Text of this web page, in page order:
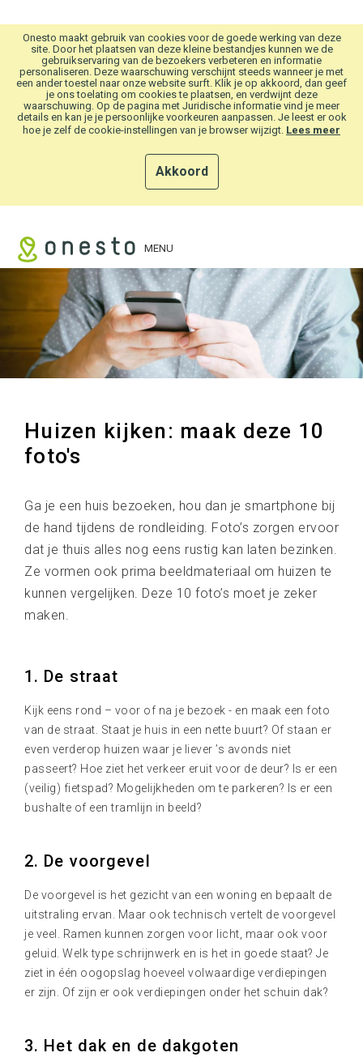
Onesto maakt gebruik van cookies voor de goede werking van deze
site. Door het plaatsen van deze kleine bestandjes kunnen we de
gebruikservaring van de bezoekers verbeteren en informatie
personaliseren. Deze waarschuwing verschijnt steeds wanneer je met
een ander toestel naar onze website surft. Klik je op akkoord, dan geef
je ons toelating om cookies te plaatsen, en verdwijnt deze
waarschuwing. Op de pagina met Juridische informatie vind je meer
details en kan je je persoonlijke voorkeuren aanpassen. Je leest er ook
hoe je zelf de cookie-instellingen van je browser wijzigt. Lees meer
Akkoord
MENU
Huizen kijken: maak deze 10
foto's
Ga je een huis bezoeken, hou dan je smartphone bij
de hand tijdens de rondleiding. Foto’s zorgen ervoor
dat je thuis alles nog eens rustig kan laten bezinken.
Ze vormen ook prima beeldmateriaal om huizen te
kunnen vergelijken. Deze 10 foto’s moet je zeker
maken.
1. De straat
Kijk eens rond – voor of na je bezoek - en maak een foto
van de straat. Staat je huis in een nette buurt? Of staan er
even verderop huizen waar je liever ’s avonds niet
passeert? Hoe ziet het verkeer eruit voor de deur? Is er een
(veilig) fietspad? Mogelijkheden om te parkeren? Is er een
bushalte of een tramlijn in beeld?
2. De voorgevel
De voorgevel is het gezicht van een woning en bepaalt de
uitstraling ervan. Maar ook technisch vertelt de voorgevel
je veel. Ramen kunnen zorgen voor licht, maar ook voor
geluid. Welk type schrijnwerk en is het in goede staat? Je
ziet in één oogopslag hoeveel volwaardige verdiepingen
er zijn. Of zijn er ook verdiepingen onder het schuin dak?
3. Het dak en de dakgoten